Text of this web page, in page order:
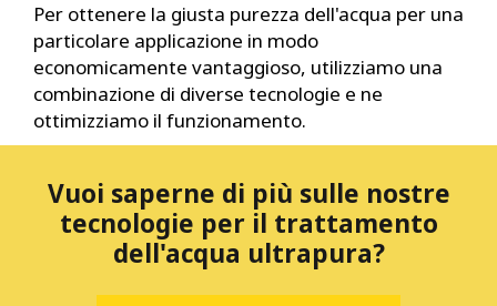
Per ottenere la giusta purezza dell'acqua per una
particolare applicazione in modo
economicamente vantaggioso, utilizziamo una
combinazione di diverse tecnologie e ne
ottimizziamo il funzionamento.
Vuoi saperne di più sulle nostre
tecnologie per il trattamento
dell'acqua ultrapura?